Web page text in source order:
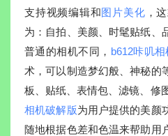
支持视频编辑和图片美化 ，
为：自拍、美颜、时髦贴纸、
普通的相机不同， b612咔叽
术，可以制造梦幻般、神秘的
板、贴纸、表情包、滤镜、修
相机破解版为用户提供的美颜
随地根据色差和色温来帮助用